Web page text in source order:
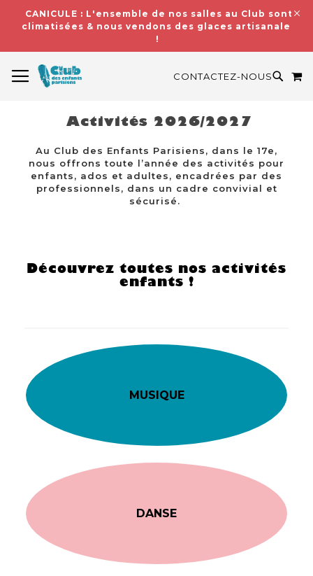
CANICULE : L'ensemble de nos salles au Club sont
climatisées & nous vendons des glaces artisanales
!
CONTACTEZ-NOUS
Activités 2026/2027
Au Club des Enfants Parisiens, dans le 17e,
nous offrons toute l’année des activités pour
enfants, ados et adultes, encadrées par des
professionnels, dans un cadre convivial et
sécurisé.
Découvrez toutes nos activités
enfants !
MUSIQUE
DANSE